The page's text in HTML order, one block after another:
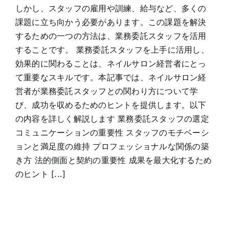
しかし、スタッフの雇用や訓練、給与など、多くの
課題に立ち向かう必要があります。この課題を解決
するための一つの方法は、業務委託スタッフを活用
することです。 業務委託スタッフを上手に活用し、
効果的に関わることは、ネイルサロン経営者にとっ
て重要なスキルです。本記事では、ネイルサロン経
営者が業務委託スタッフとの関わり方について学
び、成功を収めるためのヒントを提供します。以下
の内容を詳しく解説します 業務委託スタッフの選定
コミュニケーションの重要性 スタッフのモチベーシ
ョンと満足度の維持 プロフェッショナルな関係の築
き方 法的側面と契約の重要性 成果を最大化するため
のヒント [...]